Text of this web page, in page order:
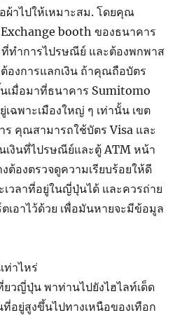
ผ้าไปให้เหมาะสม. โดยคุณ
booth ของธนาคาร
ทำการไปรษณีย์ และต้องพกพาส
องการแลกเงิน ถ้าคุณถือบัตร
เมื่อมาที่ธนาคาร Sumitomo
ฉพาะเมืองใหญ่ ๆ เท่านั้น เขต
ร คุณสามารถใช้บัตร Visa และ
เงินที่ไปรษณีย์และตู้ ATM หน้า
ต้องตรวจดูความเรียบร้อยให้ดี
เวลาที่อยู่ในญี่ปุ่นได้ และควรถ่าย
เอาไว้ด้วย เพื่อมันหายจะมีข้อมูล
ท่าไหร่
ยวญี่ปุ่น พาท่านไปยังไฮไลท์เด็ด
อยู่สูงขึ้นไปทางเหนือของเทือก